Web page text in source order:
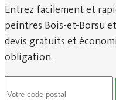
Entrez facilement et
peintres Bois-et-Borsu
devis gratuits et
obligation.